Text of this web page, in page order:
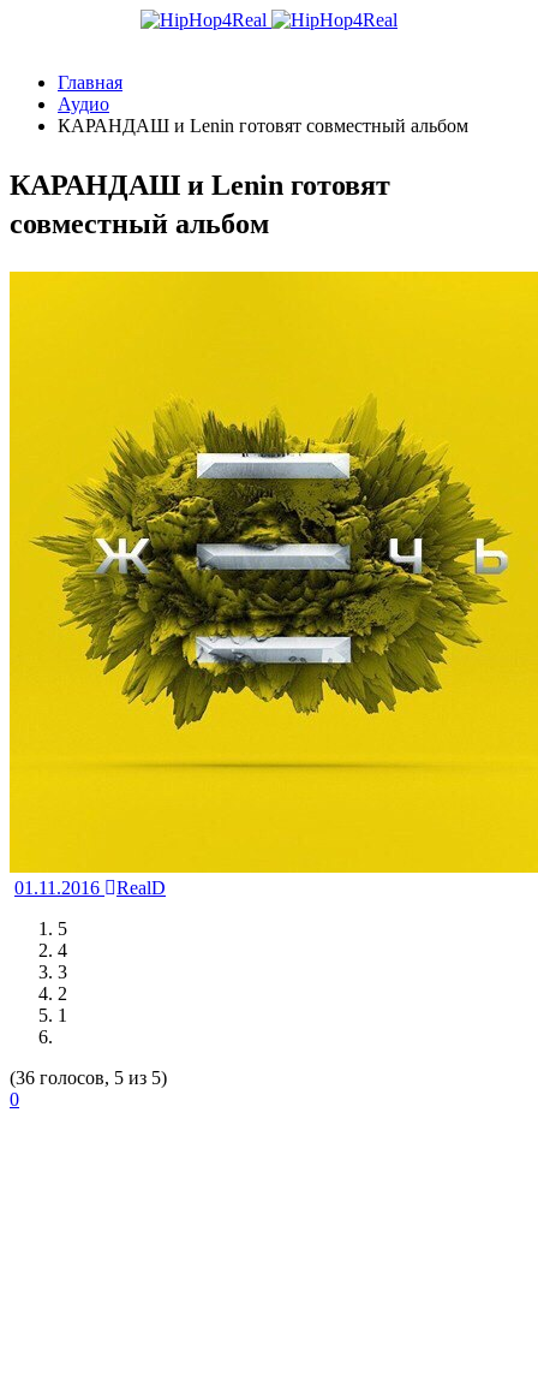
Главная
Аудио
КАРАНДАШ и Lenin готовят совместный альбом
КАРАНДАШ и Lenin готовят
совместный альбом
01.11.2016
RealD
5
4
3
2
1
(36 голосов, 5 из 5)
0